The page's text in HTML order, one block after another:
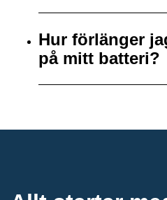
Hur förlänger
på mitt batteri?